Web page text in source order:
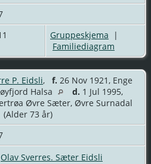
Gruppeskjema |
Familiediagram
P. Eidsli, f. 26 Nov 1921, Enge
Halsa
d. 1 Jul 1995,
Øvre Sæter, Øvre Surnadal
(Alder 73 år)
Olav Sverres. Sæter Eidsli